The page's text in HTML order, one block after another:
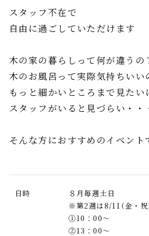
スタッフ不在で
自由に過ごしていただけます
木の家の暮らしって何が違うの
木のお風呂って実際気持ちいい
もっと細かいところまで見たい
スタッフがいると見づらい・・
そんな方におすすめのイベント
日時
８月毎週土日
※第2週は8/11（金・祝
①10：00～
②13：00～